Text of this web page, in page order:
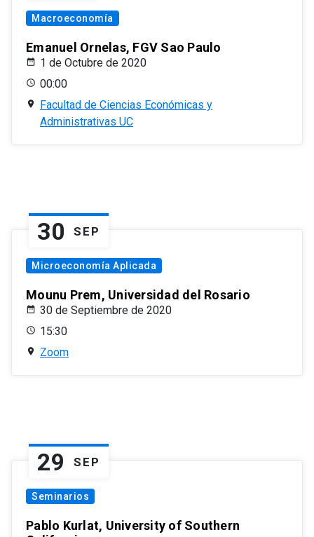
Macroeconomía
Emanuel Ornelas, FGV Sao Paulo
1 de Octubre de 2020
00:00
Facultad de Ciencias Económicas y
Administrativas UC
30 SEP
Microeconomía Aplicada
Mounu Prem, Universidad del Rosario
30 de Septiembre de 2020
15:30
Zoom
29 SEP
Seminarios
Pablo Kurlat, University of Southern